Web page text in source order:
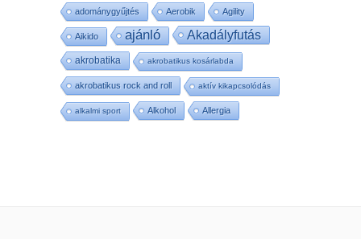
adománygyűjtés Aerobik Agility
Aikido ajánló Akadályfutás
akrobatika akrobatikus kosárlabda
akrobatikus rock and roll aktív kikapcsolódás
alkalmi sport Alkohol Allergia